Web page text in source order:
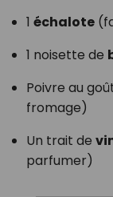
1 échalote
1 noisette de
Poivre au
fromage)
Un trait de
parfumer)